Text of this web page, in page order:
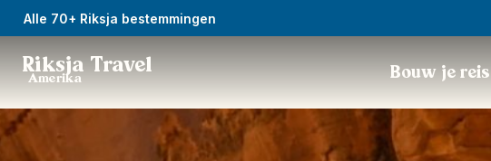
Alle 70+ Riksja bestemmingen
Riksja Travel
Amerika Bouw je reis